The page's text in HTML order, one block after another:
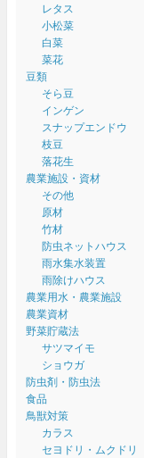
レタス
小松菜
白菜
菜花
豆類
そら豆
インゲン
スナップエンドウ
枝豆
落花生
農業施設・資材
その他
原材
竹材
防虫ネットハウス
雨水集水装置
雨除けハウス
農業用水・農業施設
農業資材
野菜貯蔵法
サツマイモ
ショウガ
防虫剤・防虫法
食品
鳥獣対策
カラス
セヨドリ・ムクドリ